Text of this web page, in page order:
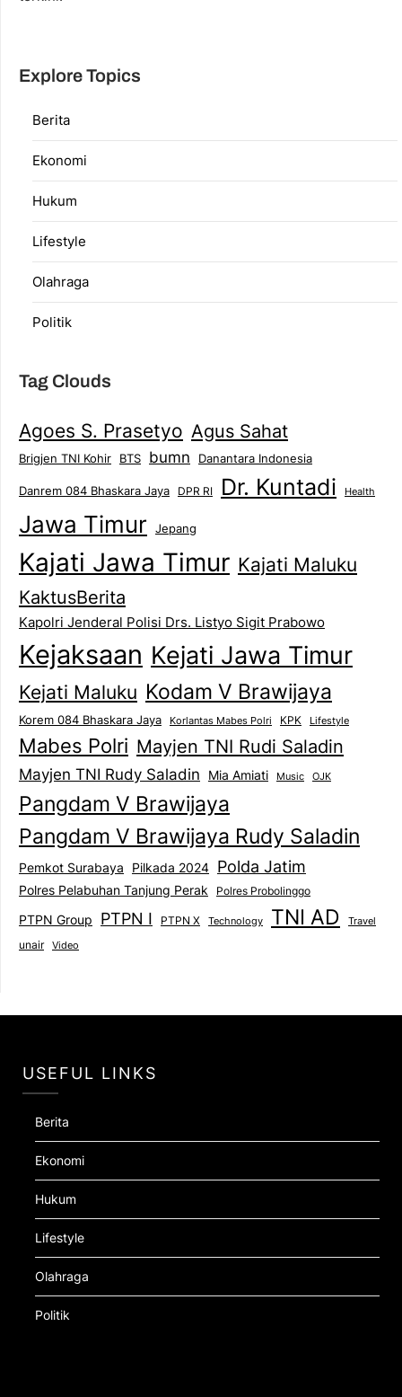
Explore Topics
Berita
Ekonomi
Hukum
Lifestyle
Olahraga
Politik
Tag Clouds
Agoes S. Prasetyo Agus Sahat
Brigjen TNI Kohir BTS bumn Danantara Indonesia
Danrem 084 Bhaskara Jaya DPR RI Dr. Kuntadi Health
Jawa Timur Jepang
Kajati Jawa Timur Kajati Maluku
KaktusBerita
Kapolri Jenderal Polisi Drs. Listyo Sigit Prabowo
Kejaksaan Kejati Jawa Timur
Kejati Maluku Kodam V Brawijaya
Korem 084 Bhaskara Jaya Korlantas Mabes Polri KPK Lifestyle
Mabes Polri Mayjen TNI Rudi Saladin
Mayjen TNI Rudy Saladin Mia Amiati Music OJK
Pangdam V Brawijaya
Pangdam V Brawijaya Rudy Saladin
Pemkot Surabaya Pilkada 2024 Polda Jatim
Polres Pelabuhan Tanjung Perak Polres Probolinggo
PTPN Group PTPN I PTPN X Technology TNI AD Travel
unair Video
USEFUL LINKS
Berita
Ekonomi
Hukum
Lifestyle
Olahraga
Politik